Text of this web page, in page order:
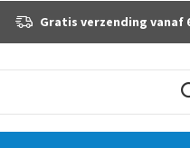
Gratis verzending vanaf 60